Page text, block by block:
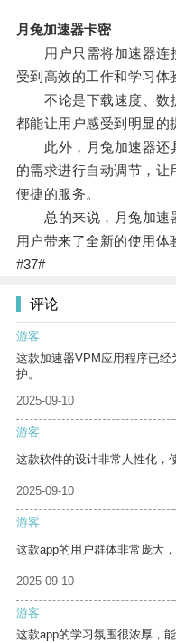
月兔加速器卡密
用户只需将加速器连
受到高效的工作和学习体
不论是下载速度、数
都能让用户感受到明显的
此外，月兔加速器还
的需求进行自动调节，让
便捷的服务。
总的来说，月兔加速
用户带来了全新的使用体
#37#
评论
游客
这款加速器VPM应用程序已
护。
2025-09-10
游客
这款软件的设计非常人性化，
2025-09-10
游客
这款app的用户群体非常庞大
2025-09-10
游客
这款app的学习氛围很浓厚，